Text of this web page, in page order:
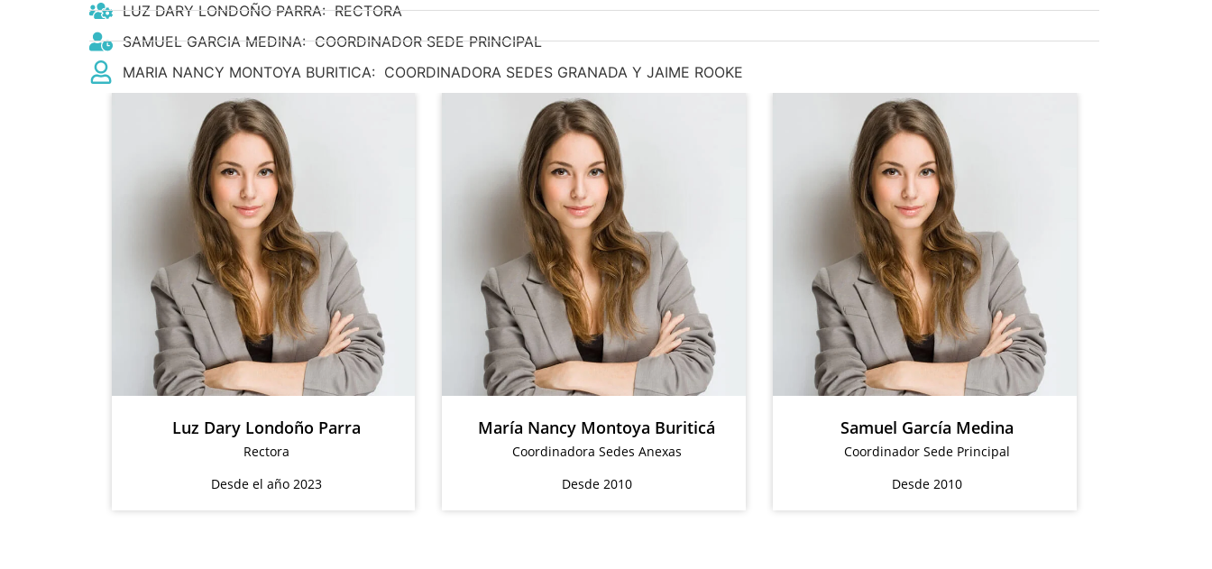
LUZ DARY LONDOÑO PARRA: RECTORA
SAMUEL GARCIA MEDINA: COORDINADOR SEDE PRINCIPAL
MARIA NANCY MONTOYA BURITICA: COORDINADORA SEDES GRANADA Y JAIME ROOKE
Luz Dary Londoño Parra
Rectora
Desde el año 2023
María Nancy Montoya Buriticá
Coordinadora Sedes Anexas
Desde 2010
Samuel García Medina
Coordinador Sede Principal
Desde 2010